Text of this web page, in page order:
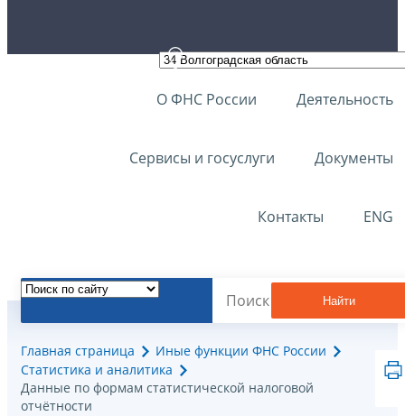
О ФНС России Деятельность
Сервисы и госуслуги Документы
Контакты ENG
Найти
Главная страница
Иные функции ФНС России
Статистика и аналитика
Данные по формам статистической налоговой
отчётности